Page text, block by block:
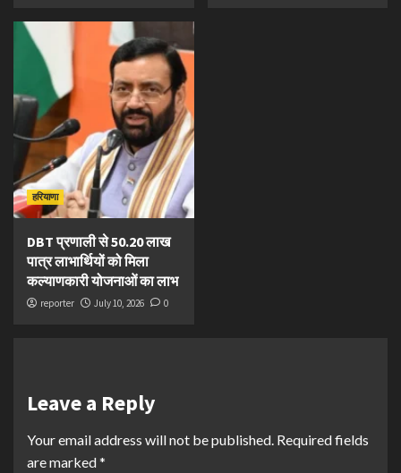
हरियाणा
DBT प्रणाली से 50.20 लाख
पात्र लाभार्थियों को मिला
कल्याणकारी योजनाओं का लाभ
reporter July 10, 2026 0
Leave a Reply
Your email address will not be published. Required fields
are marked*